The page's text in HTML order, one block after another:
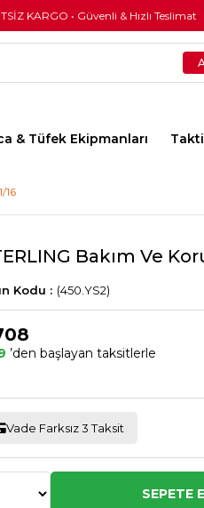
KARGO • Güvenli & Hızlı Teslimat
& Tüfek Ekipmanları
16
Bakım Ve
(450.YS2)
’den başlayan taksitlerle
Vade Farksız 3 Taksit